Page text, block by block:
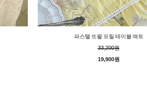
파스텔 뜨왈 프릴 테이블 매트
33,200원
19,900원